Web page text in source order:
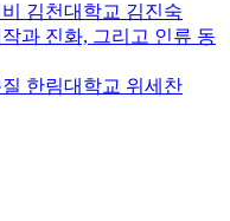
김천대학교 김진숙
과 진화, 그리고 인류 동
한림대학교 위세찬